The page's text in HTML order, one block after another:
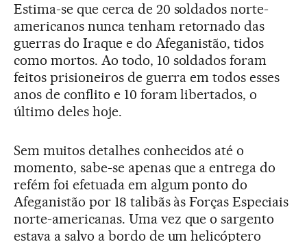
Estima-se que cerca de 20 soldados norte-
americanos nunca tenham retornado das
guerras do Iraque e do Afeganistão, tidos
como mortos. Ao todo, 10 soldados foram
feitos prisioneiros de guerra em todos esses
anos de conflito e 10 foram libertados, o
último deles hoje.
Sem muitos detalhes conhecidos até o
momento, sabe-se apenas que a entrega do
refém foi efetuada em algum ponto do
Afeganistão por 18 talibãs às Forças Especiais
norte-americanas. Uma vez que o sargento
estava a salvo a bordo de um helicóptero